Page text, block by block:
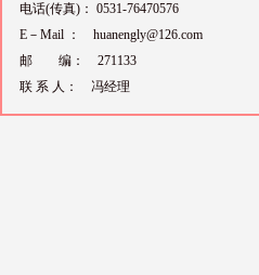
电话(传真)： 0531-76470576
E－Mail ： huanengly@126.com
邮 编： 271133
联 系 人： 冯经理